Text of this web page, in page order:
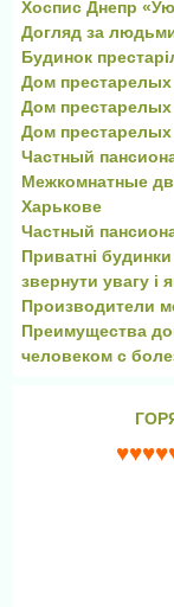
Хоспис Днепр
Догляд за
Будинок
Дом
Дом
Дом
Частный
Межкомнатные
Харькове
Частный
Приватні
звернути увагу і
Производители
Преимущества
человеком с